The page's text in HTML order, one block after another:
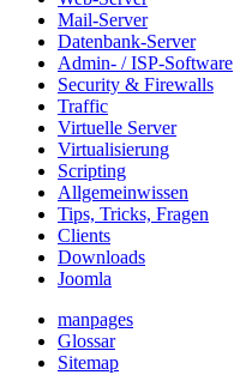
Mail-Server
Datenbank-Server
Admin- / ISP-Software
Security & Firewalls
Traffic
Virtuelle Server
Virtualisierung
Scripting
Allgemeinwissen
Tips, Tricks, Fragen
Clients
Downloads
Joomla
manpages
Glossar
Sitemap